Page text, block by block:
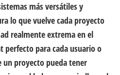
más versátiles y
lo que vuelve cada proyecto
realmente extrema en el
perfecto para cada usuario o
un proyecto pueda tener